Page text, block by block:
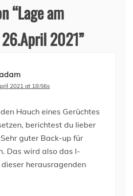
“Lage am
2021”
2021 at 18:56s
Hauch eines Gerüchtes
berichtest du lieber
guter Back-up für
Das wird also das I-
herausragenden